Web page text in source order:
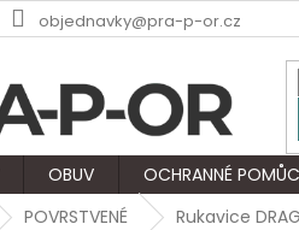
objednavky@pra-p-or.cz
OBUV OCHRANNÉ
POVRSTVENÉ Rukavice